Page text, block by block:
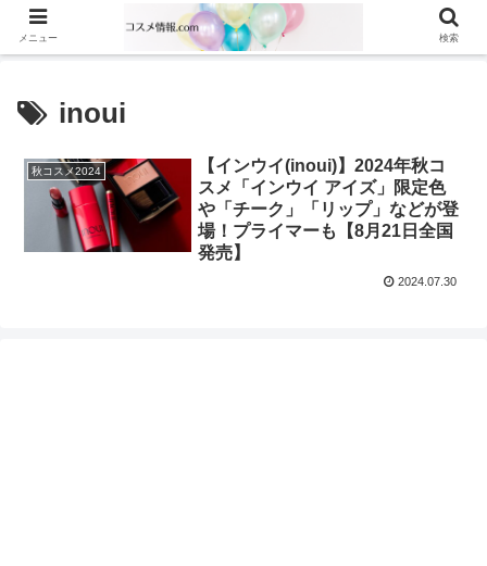
inoui
秋コスメ2024
【インウイ(inoui)】2024年秋コ
スメ「インウイ アイズ」限定色
や「チーク」「リップ」などが登
場！プライマーも【8月21日全国
発売】
2024.07.30
メニュー 検索